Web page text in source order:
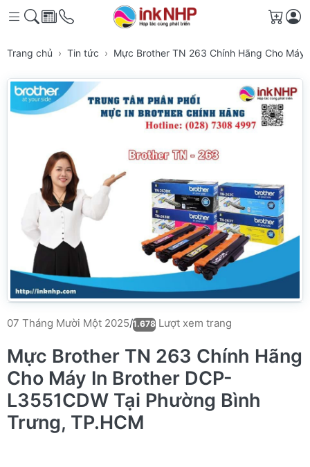
Giỏ
Trang chủ Tin tức Mực Brother TN 263 Chính Hãng Cho Máy
07 Tháng Mười Một 2025/1.678 Lượt xem trang
Mực Brother TN 263 Chính Hãng
Cho Máy In Brother DCP-
L3551CDW Tại Phường Bình
Trưng, TP.HCM